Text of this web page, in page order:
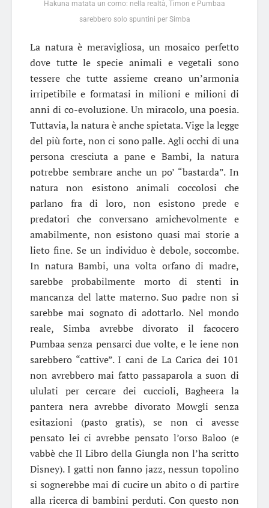
Hakuna matata un corno: nella realtà, Timon e Pumbaa
sarebbero solo spuntini per Simba
La natura è meravigliosa, un mosaico perfetto
dove tutte le specie animali e vegetali sono
tessere che tutte assieme creano un’armonia
irripetibile e formatasi in milioni e milioni di
anni di co-evoluzione. Un miracolo, una poesia.
Tuttavia, la natura è anche spietata. Vige la legge
del più forte, non ci sono palle. Agli occhi di una
persona cresciuta a pane e Bambi, la natura
potrebbe sembrare anche un po’ “bastarda”. In
natura non esistono animali coccolosi che
parlano fra di loro, non esistono prede e
predatori che conversano amichevolmente e
amabilmente, non esistono quasi mai storie a
lieto fine. Se un individuo è debole, soccombe.
In natura Bambi, una volta orfano di madre,
sarebbe probabilmente morto di stenti in
mancanza del latte materno. Suo padre non si
sarebbe mai sognato di adottarlo. Nel mondo
reale, Simba avrebbe divorato il facocero
Pumbaa senza pensarci due volte, e le iene non
sarebbero “cattive”. I cani de La Carica dei 101
non avrebbero mai fatto passaparola a suon di
ululati per cercare dei cuccioli, Bagheera la
pantera nera avrebbe divorato Mowgli senza
esitazioni (pasto gratis), se non ci avesse
pensato lei ci avrebbe pensato l’orso Baloo (e
vabbè che Il Libro della Giungla non l’ha scritto
Disney). I gatti non fanno jazz, nessun topolino
si sognerebbe mai di cucire un abito o di partire
alla ricerca di bambini perduti. Con questo non